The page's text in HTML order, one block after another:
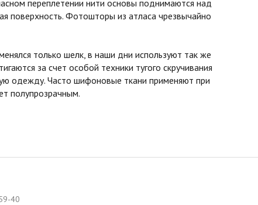
переплетении нити основы поднимаются над
поверхность. Фотошторы из атласа чрезвычайно
только шелк, в наши дни используют так же
за счет особой техники тугого скручивания
одежду. Часто шифоновые ткани применяют при
полупрозрачным.
40